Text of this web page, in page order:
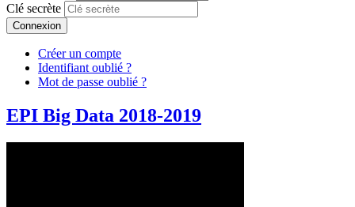
Clé secrète
Connexion
Créer un compte
Identifiant oublié ?
Mot de passe oublié ?
EPI Big Data 2018-2019